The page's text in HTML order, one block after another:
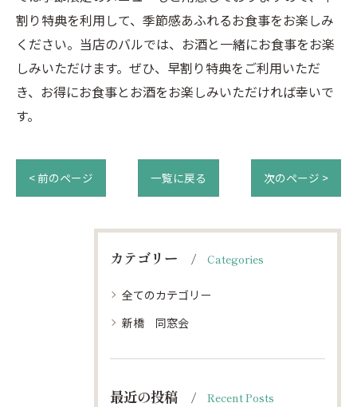
割り特典を利用して、季節感あふれるお食事をお楽しみ
ください。当店のバルでは、お酒と一緒にお食事をお楽
しみいただけます。ぜひ、早割り特典をご利用いただ
き、お得にお食事とお酒をお楽しみいただければ幸いで
す。
< 前のページ 一覧に戻る 次のページ >
カテゴリー Categories
全てのカテゴリー
新橋 同窓会
最近の投稿 Recent Posts